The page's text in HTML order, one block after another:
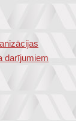
darījumiem